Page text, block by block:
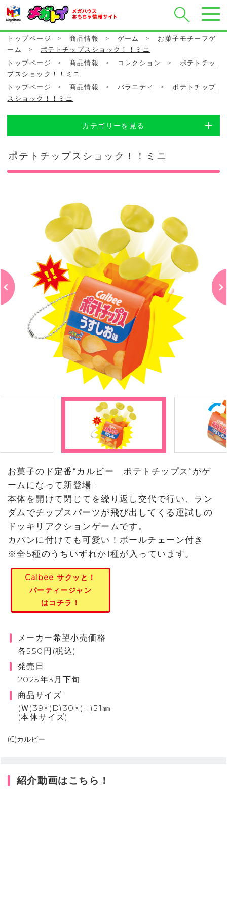
トップページ > 商品情報 > ゲーム >
お菓子モチーフゲ
ーム
>
ポテトチップスショック！！ミニ
トップページ
> 商品情報 > コレクション >
ポテトチッ
プスショック！！ミニ
トップページ
> 商品情報 > バラエティ >
ポテトチップ
スショック！！ミニ
カテゴリーを見る
ポテトチップスショック！！ミニ
お菓子のド定番“カルビー ポテトチップス”がゲ
ームになって新登場!!
本体を開けて閉じてを繰り返し交代で行い、ラン
ダムでチップスパーツが飛び出してくる運試しの
ドッキリアクションゲームです。
カバンに付けても可愛い！ボールチェーン付き
※全5種のうちいずれか1種が入っています。
メーカー希望小売価格
各550円(税込)
発売日
2025年3月下旬
商品サイズ
(Ｗ)39×(D)30×(H)51㎜
(本体サイズ)
Calbee サクッと！
パーティージャン
はコチラ！
(C)カルビー
紹介動画はこちら！